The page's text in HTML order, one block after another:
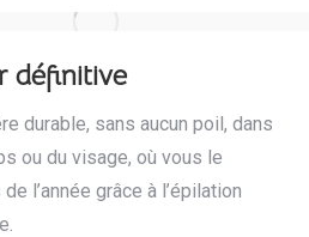
définitive
durable, sans aucun poil, dans
ou du visage, où vous le
l’année grâce à l’épilation